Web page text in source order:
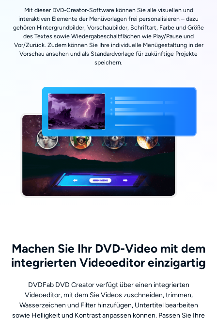
Mit dieser DVD-Creator-Software können Sie alle visuellen und
interaktiven Elemente der Menüvorlagen frei personalisieren – dazu
gehören Hintergrundbilder, Vorschaubilder, Schriftart, Farbe und Größe
des Textes sowie Wiedergabeschaltflächen wie Play/Pause und
Vor/Zurück. Zudem können Sie Ihre individuelle Menügestaltung in der
Vorschau ansehen und als Standardvorlage für zukünftige Projekte
speichern.
Machen Sie Ihr DVD-Video mit dem
integrierten Videoeditor einzigartig
DVDFab DVD Creator verfügt über einen integrierten
Videoeditor, mit dem Sie Videos zuschneiden, trimmen,
Wasserzeichen und Filter hinzufügen, Untertitel bearbeiten
sowie Helligkeit und Kontrast anpassen können. Passen Sie Ihre